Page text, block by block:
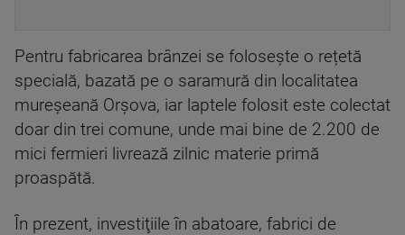
Pentru fabricarea brânzei se folosește o rețetă
specială, bazată pe o saramură din localitatea
mureșeană Orșova, iar laptele folosit este colectat
doar din trei comune, unde mai bine de 2.200 de
mici fermieri livrează zilnic materie primă
proaspătă.
În prezent, investiţiile în abatoare, fabrici de